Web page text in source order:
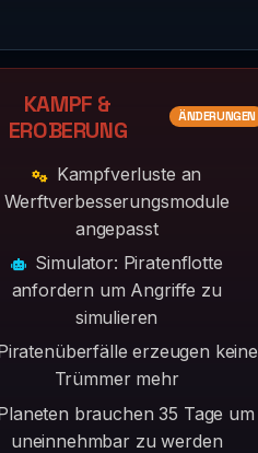
KAMPF &
EROBERUNG
ÄNDERUNGEN
Kampfverluste an
Werftverbesserungsmodule
angepasst
Simulator: Piratenflotte
anfordern um Angriffe zu
simulieren
erzeugen keine
Trümmer mehr
brauchen 35 Tage um
uneinnehmbar zu werden